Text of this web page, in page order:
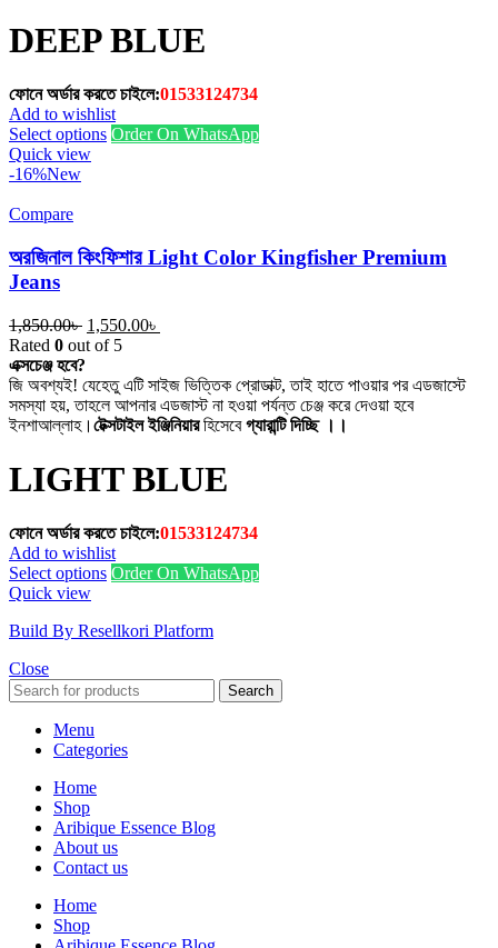
DEEP BLUE
ফোনে অর্ডার করতে চাইলে:01533124734
Add to wishlist
Select optionsThis
options
may
on
the
product
page
Order On WhatsApp
Quick view
-16%New
Compare
অরজিনাল কিংফিশার Light Color Kingfisher Premium
Jeans
1,850.00৳ Original
price
1,850.00৳ .
1,550.00৳
1,550.00৳ .
Rated 0 out of 5
এক্সচেঞ্জ হবে?
জি অবশ্যই! যেহেতু এটি সাইজ ভিত্তিক প্রোডাক্ট, তাই হাতে পাওয়ার পর এডজাস্টে
সমস্যা হয়, তাহলে আপনার এডজাস্ট না হওয়া পর্যন্ত চেঞ্জ করে দেওয়া হবে
ইনশাআল্লাহ। টেক্সটাইল ইঞ্জিনিয়ারহিসেবেগ্যারান্টি দিচ্ছি ।।
LIGHT BLUE
ফোনে অর্ডার করতে চাইলে:01533124734
Add to wishlist
Select optionsThis
multiple
options
chosen
page
Order On WhatsApp
Quick view
Build By Resellkori Platform
Close
Search
Menu
Categories
Home
Shop
Aribique Essence Blog
About us
Contact us
Home
Shop